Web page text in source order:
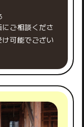
ご相談くださ
可能でござい